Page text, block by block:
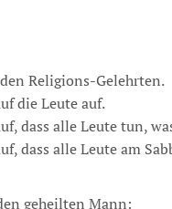
Religions-Gelehrten.
die Leute auf.
dass alle Leute tun,
dass alle Leute am
geheilten Mann: